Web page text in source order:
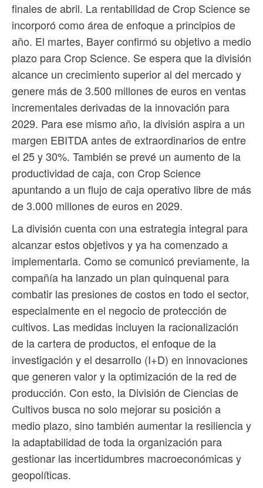
finales de abril. La rentabilidad de Crop Science se
incorporó como área de enfoque a principios de
año. El martes, Bayer confirmó su objetivo a medio
plazo para Crop Science. Se espera que la división
alcance un crecimiento superior al del mercado y
genere más de 3.500 millones de euros en ventas
incrementales derivadas de la innovación para
2029. Para ese mismo año, la división aspira a un
margen EBITDA antes de extraordinarios de entre
el 25 y 30%. También se prevé un aumento de la
productividad de caja, con Crop Science
apuntando a un flujo de caja operativo libre de más
de 3.000 millones de euros en 2029.
La división cuenta con una estrategia integral para
alcanzar estos objetivos y ya ha comenzado a
implementarla. Como se comunicó previamente, la
compañía ha lanzado un plan quinquenal para
combatir las presiones de costos en todo el sector,
especialmente en el negocio de protección de
cultivos. Las medidas incluyen la racionalización
de la cartera de productos, el enfoque de la
investigación y el desarrollo (I+D) en innovaciones
que generen valor y la optimización de la red de
producción. Con esto, la División de Ciencias de
Cultivos busca no solo mejorar su posición a
medio plazo, sino también aumentar la resiliencia y
la adaptabilidad de toda la organización para
gestionar las incertidumbres macroeconómicas y
geopolíticas.